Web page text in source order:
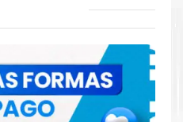
106R04044 Amarillo